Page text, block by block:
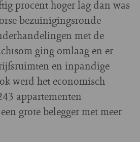
procent hoger lag dan was
bezuinigingsronde
met de
ging omlaag en er
en inpandige
werd het economisch
appartementen
grote belegger met meer